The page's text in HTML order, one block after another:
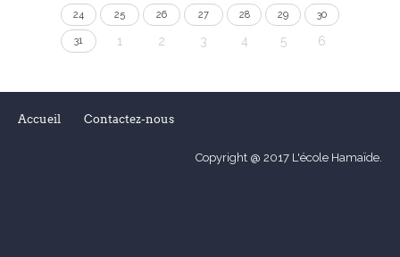
24 25 26 27 28 29 30
31 1 2 3 4 5 6
Accueil Contactez-nous
Copyright @ 2017 L'école Hamaïde.